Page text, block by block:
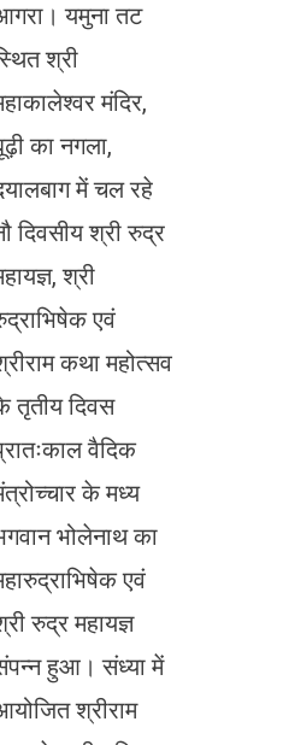
यमुना तट
श्री
मंदिर,
का नगला,
में चल रहे
दिवसीय श्री रुद्र
श्री
एवं
कथा महोत्सव
तृतीय दिवस
वैदिक
के मध्य
भोलेनाथ का
एवं
रुद्र महायज्ञ
हुआ। संध्या में
श्रीराम